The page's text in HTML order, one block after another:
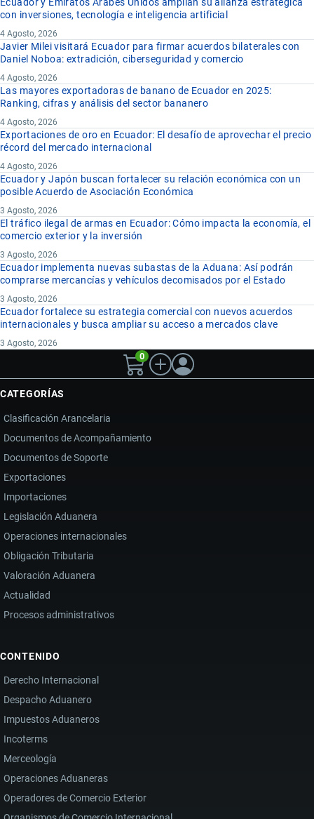
Ecuador y Emiratos Árabes Unidos amplían su alianza estratégica
con inversiones, tecnología e inteligencia artificial
4 Agosto, 2026
Javier Milei visitará Ecuador para firmar acuerdos bilaterales con
Daniel Noboa: extradición, ciberseguridad y comercio
4 Agosto, 2026
Las mayores exportadoras de banano de Ecuador en 2025:
Ranking, cifras y análisis del sector bananero
4 Agosto, 2026
Exportaciones de oro en Ecuador: El desafío de aprovechar el precio
récord del mercado internacional
4 Agosto, 2026
Ecuador y Japón buscan fortalecer su relación económica con un
posible Acuerdo de Asociación Económica
3 Agosto, 2026
El tráfico ilegal de armas en Ecuador: Cómo impacta la economía, el
comercio exterior y la inversión
3 Agosto, 2026
Ecuador implementa nuevas subastas de la Aduana: Así podrán
comprarse mercancías y vehículos decomisados por el Estado
3 Agosto, 2026
Ecuador fortalece su estrategia comercial con nuevos acuerdos
internacionales y busca ampliar su acceso a mercados clave
3 Agosto, 2026
0
CATEGORÍAS
Clasificación Arancelaria
Documentos de Acompañamiento
Documentos de Soporte
Exportaciones
Importaciones
Legislación Aduanera
Operaciones internacionales
Obligación Tributaria
Valoración Aduanera
Actualidad
Procesos administrativos
CONTENIDO
Derecho Internacional
Despacho Aduanero
Impuestos Aduaneros
Incoterms
Merceología
Operaciones Aduaneras
Operadores de Comercio Exterior